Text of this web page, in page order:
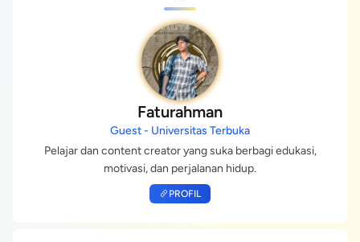
Faturahman
Guest - Universitas Terbuka
Pelajar dan content creator yang suka berbagi edukasi,
motivasi, dan perjalanan hidup.
PROFIL